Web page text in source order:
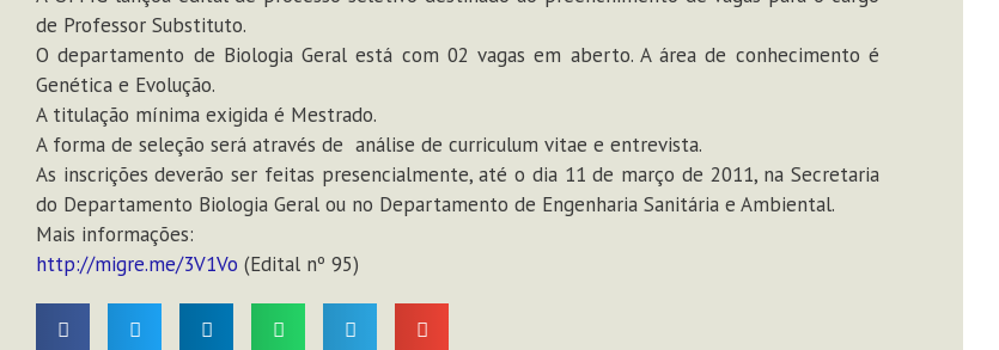
de Professor Substituto.
O departamento de Biologia Geral está com 02 vagas em aberto. A área de conhecimento é
Genética e Evolução.
A titulação mínima exigida é Mestrado.
A forma de seleção será através de análise de curriculum vitae e entrevista.
As inscrições deverão ser feitas presencialmente, até o dia 11 de março de 2011, na Secretaria
do Departamento Biologia Geral ou no Departamento de Engenharia Sanitária e Ambiental.
Mais informações:
http://migre.me/3V1Vo (Edital nº 95)